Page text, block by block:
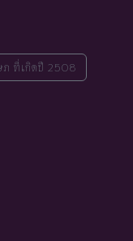
ภ ที่เกิดปี 2508